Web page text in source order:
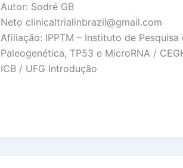
Autor: Sodré GB
Neto clinicaltrialinbrazil@gmail.com
Afiliação: IPPTM – Instituto de Pesquisa
Paleogenética, TP53 e MicroRNA /
ICB / UFG Introdução